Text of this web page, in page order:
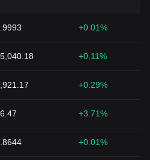
+0.01%
+0.11%
+0.29%
+3.71%
+0.01%